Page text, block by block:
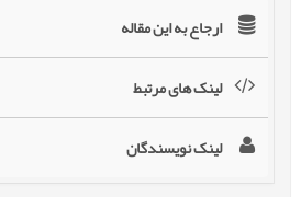
ارجاع به این مقاله
لینک های مرتبط
لینک نویسندگان